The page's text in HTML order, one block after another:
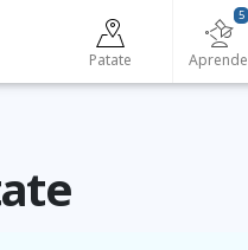
Patate Aprende
5